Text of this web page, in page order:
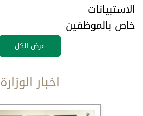
الاستبيانات
خاص بالموظفين
عرض الكل
اخبار الوزارة